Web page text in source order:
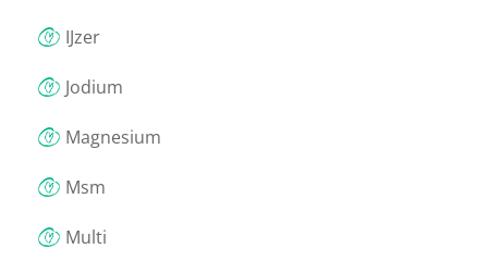
IJzer
Jodium
Magnesium
Msm
Multi